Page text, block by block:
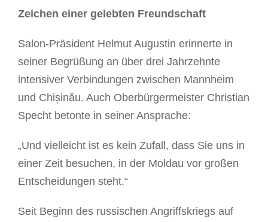
Zeichen einer gelebten Freundschaft
Salon-Präsident Helmut Augustin erinnerte in
seiner Begrüßung an über drei Jahrzehnte
intensiver Verbindungen zwischen Mannheim
und Chișinău. Auch Oberbürgermeister Christian
Specht betonte in seiner Ansprache:
„Und vielleicht ist es kein Zufall, dass Sie uns in
einer Zeit besuchen, in der Moldau vor großen
Entscheidungen steht.“
Seit Beginn des russischen Angriffskriegs auf